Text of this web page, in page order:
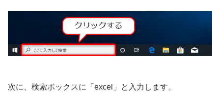
次に、検索ボックスに「excel」と入力します。